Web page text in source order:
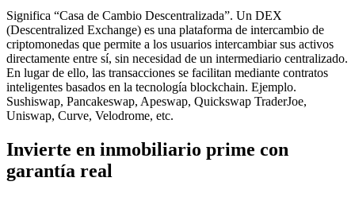
Significa “Casa de Cambio Descentralizada”. Un DEX
(Descentralized Exchange) es una plataforma de intercambio de
criptomonedas que permite a los usuarios intercambiar sus activos
directamente entre sí, sin necesidad de un intermediario centralizado.
En lugar de ello, las transacciones se facilitan mediante contratos
inteligentes basados en la tecnología blockchain. Ejemplo.
Sushiswap, Pancakeswap, Apeswap, Quickswap TraderJoe,
Uniswap, Curve, Velodrome, etc.
Invierte en inmobiliario prime con
garantía real